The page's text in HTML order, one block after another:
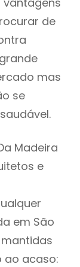
de
mas
se
Madeira
e
em São
ao acaso: